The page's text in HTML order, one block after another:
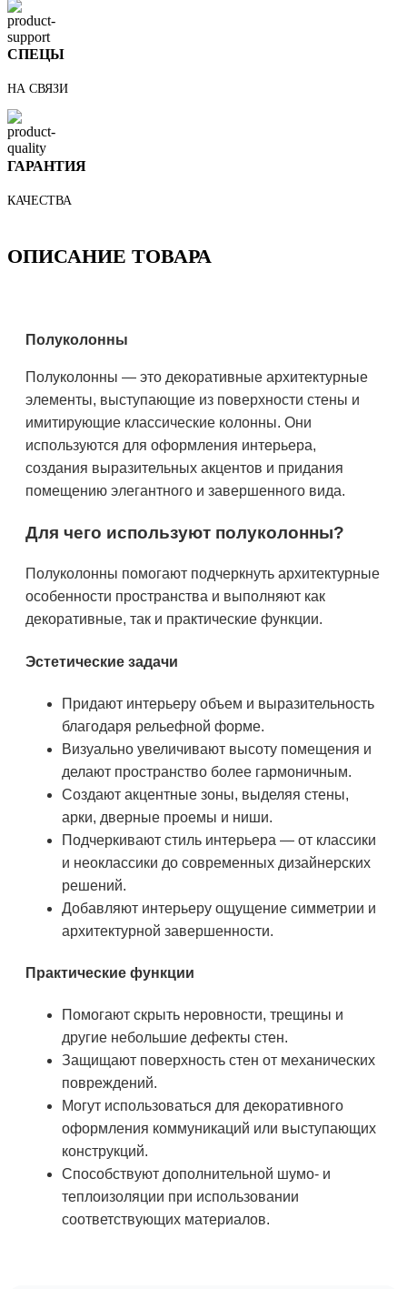
СПЕЦЫ
НА СВЯЗИ
ГАРАНТИЯ
КАЧЕСТВА
ОПИСАНИЕ ТОВАРА
Полуколонны
Полуколонны — это декоративные архитектурные
элементы, выступающие из поверхности стены и
имитирующие классические колонны. Они
используются для оформления интерьера,
создания выразительных акцентов и придания
помещению элегантного и завершенного вида.
Для чего используют полуколонны?
Полуколонны помогают подчеркнуть архитектурные
особенности пространства и выполняют как
декоративные, так и практические функции.
Эстетические задачи
Придают интерьеру объем и выразительность
благодаря рельефной форме.
Визуально увеличивают высоту помещения и
делают пространство более гармоничным.
Создают акцентные зоны, выделяя стены,
арки, дверные проемы и ниши.
Подчеркивают стиль интерьера — от классики
и неоклассики до современных дизайнерских
решений.
Добавляют интерьеру ощущение симметрии и
архитектурной завершенности.
Практические функции
Помогают скрыть неровности, трещины и
другие небольшие дефекты стен.
Защищают поверхность стен от механических
повреждений.
Могут использоваться для декоративного
оформления коммуникаций или выступающих
конструкций.
Способствуют дополнительной шумо- и
теплоизоляции при использовании
соответствующих материалов.